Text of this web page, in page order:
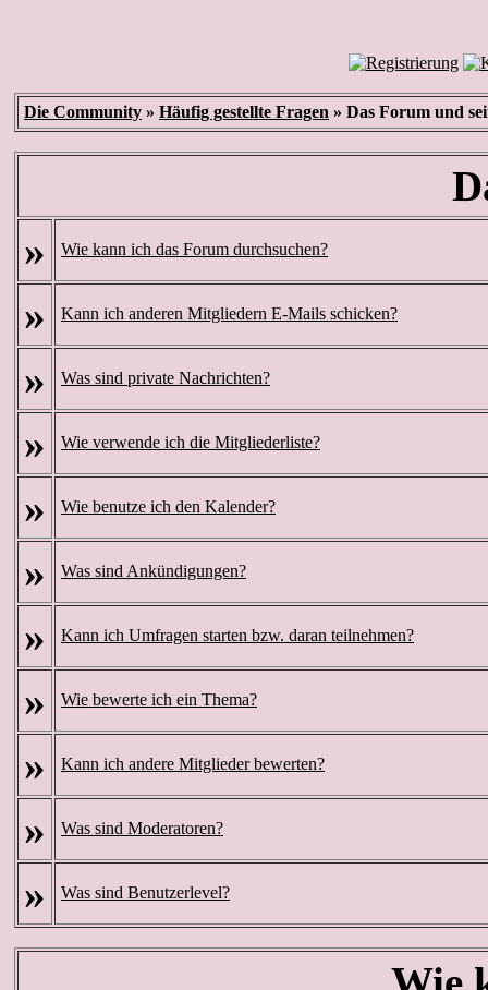
Die Community » Häufig gestellte Fragen » Das Forum und
»
Wie kann ich das Forum durchsuchen?
» Kann ich anderen Mitgliedern E-Mails schicken?
» Was sind private Nachrichten?
» Wie verwende ich die Mitgliederliste?
» Wie benutze ich den Kalender?
» Was sind Ankündigungen?
» Kann ich Umfragen starten bzw. daran teilnehmen?
» Wie bewerte ich ein Thema?
» Kann ich andere Mitglieder bewerten?
» Was sind Moderatoren?
» Was sind Benutzerlevel?